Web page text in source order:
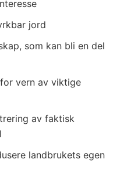
jord
som kan bli en del
vern av viktige
av faktisk
landbrukets egen